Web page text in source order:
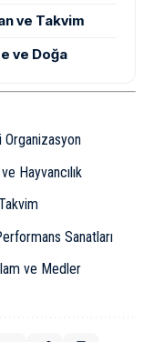
ve Takvim
ve Doğa
Organizasyon
Hayvancılık
Sanatları
ve Medler